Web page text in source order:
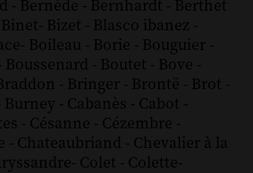
- Bernède - Bernhardt - Berthet
Binet- Bizet - Blasco ibanez -
- Boileau - Borie - Bouguier -
Boussenard - Boutet - Bove -
- Bringer - Brontë - Brot -
Burney - Cabanès - Cabot -
- Césanne - Cézembre -
- Chateaubriand - Chevalier à la
- Colet - Colette-